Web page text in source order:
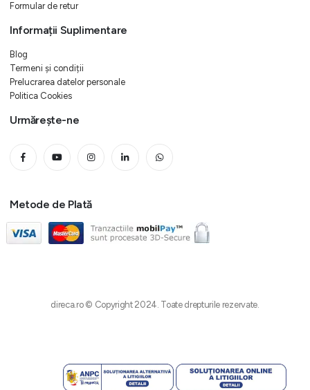
Formular de retur
Informații Suplimentare
Blog
Termeni și condiții
Prelucrarea datelor personale
Politica Cookies
Urmărește-ne
Metode de Plată
direca.ro © Copyright 2024. Toate drepturile rezervate.